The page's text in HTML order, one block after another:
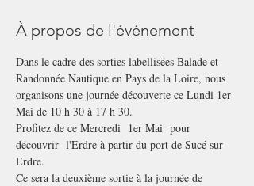
À propos de l'événement
Dans le cadre des sorties labellisées Balade et
Randonnée Nautique en Pays de la Loire, nous
organisons une journée découverte ce Lundi 1er
Mai de 10 h 30 à 17 h 30.
Profitez de ce Mercredi  1er Mai  pour
découvrir  l'Erdre à partir du port de Sucé sur
Erdre.
Ce sera la deuxième sortie à la journée de